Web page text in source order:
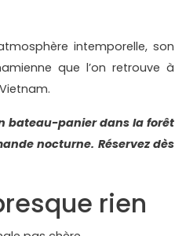
intemporelle, son
que l’on retrouve à
bateau-panier dans la forêt
nocturne. Réservez dès
rien